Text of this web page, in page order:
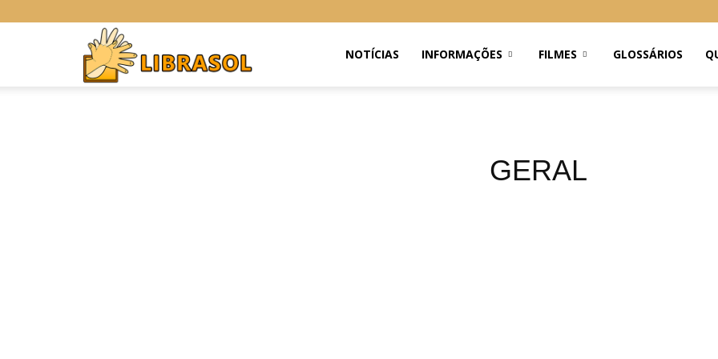
NOTÍCIAS INFORMAÇÕES FILMES GLOSSÁRIOS
GERAL